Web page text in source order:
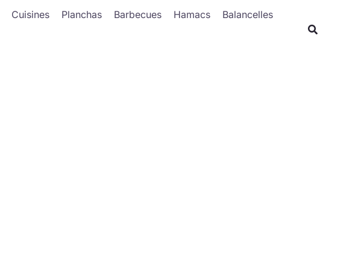
Cuisines Planchas Barbecues Hamacs Balancelles
Rechercher